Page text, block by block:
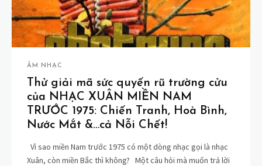
ÂM NHẠC
Thử giải mã sức quyến rũ trường cửu
của NHẠC XUÂN MIỀN NAM
TRƯỚC 1975: Chiến Tranh, Hoà Bình,
Nước Mắt &…cả Nỗi Chết!
Vì sao miền Nam trước 1975 có một dòng nhạc gọi là nhạc
Xuân, còn miền Bắc thì không? Một câu hỏi mà muốn trả lời